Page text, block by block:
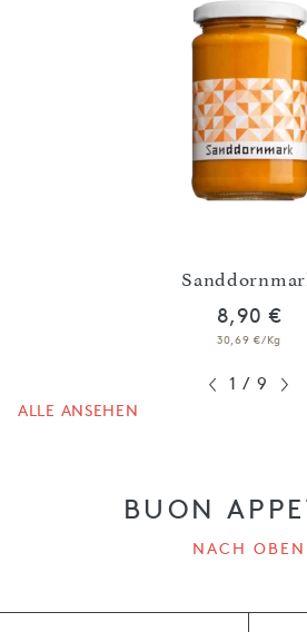
8,90 €
30,69 €/Kg
1 / 9
ALLE ANSEHEN
BUON
NACH OBEN